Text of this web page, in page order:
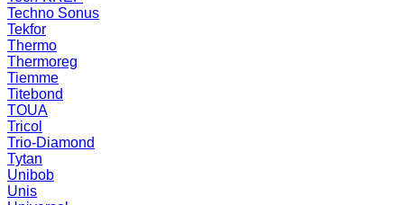
Techno Sonus
Tekfor
Thermo
Thermoreg
Tiemme
Titebond
TOUA
Tricol
Trio-Diamond
Tytan
Unibob
Unis